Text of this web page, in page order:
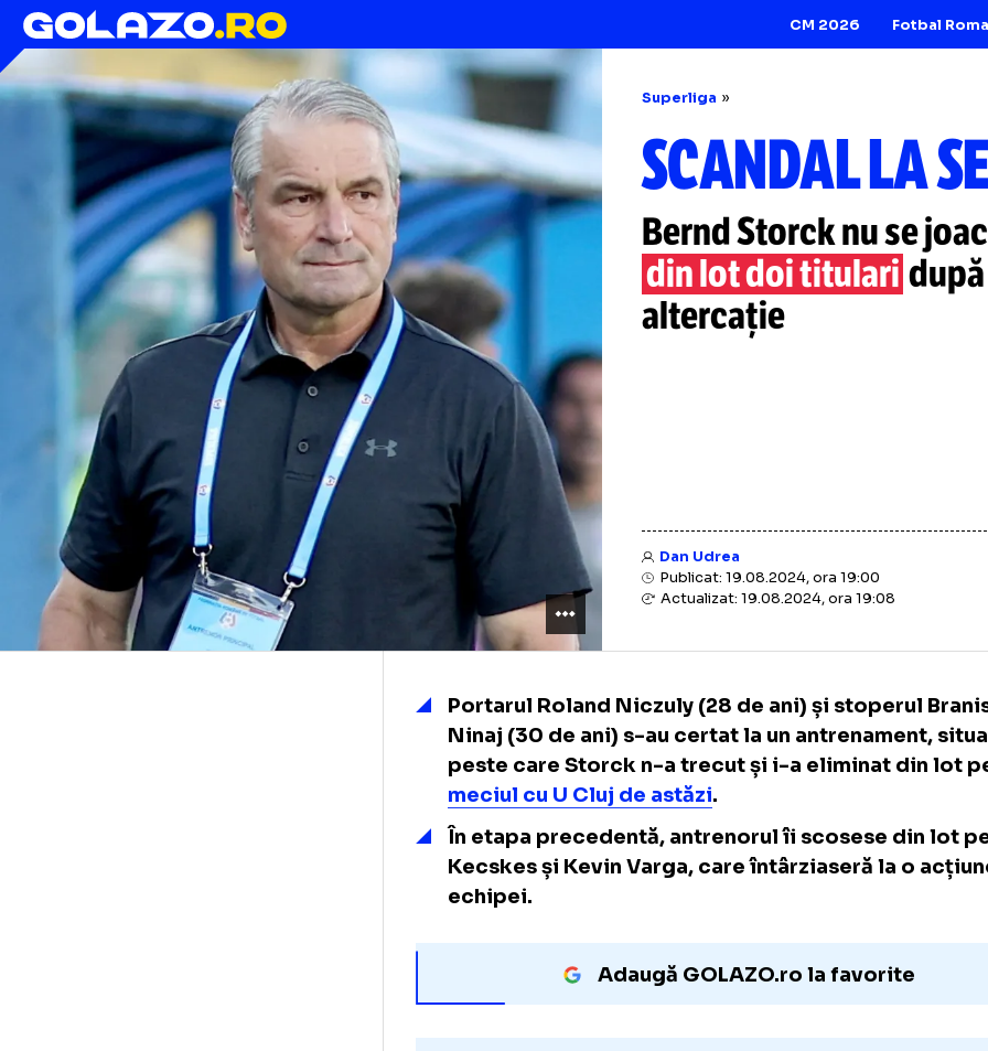
CM 2026
Superliga
SCANDAL
Bernd Storck nu
din lot doi titulari
altercație
Actualizat: 19.08.2024, ora 19:08
Portarul Roland Niczuly (28 de ani) și
Ninaj (30 de ani) s-au certat la un
peste care Storck n-a trecut și i-a eliminat
meciul cu U Cluj de astăzi.
Kecskes și Kevin Varga, care întârziaseră la
echipei.